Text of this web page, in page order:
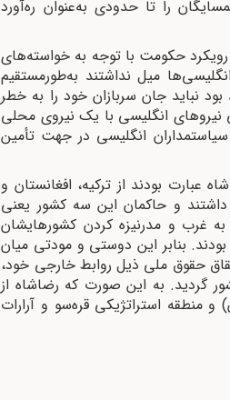
را تا حدودی به‌عنوان ره‌آورد
حکومت با توجه به خواسته‌های
میل نداشتند به‌طورمستقیم
نباید جان سربازان خود را به خطر
نیروهای انگلیسی با یک نیروی محلی
انگلیسی در جهت تأمین
بودند از ترکیه، افغانستان و
داشتند و حاکمان این سه کشور یعنی
غرب و مدرنیزه‌ کردن کشورهایشان
بنابر این دوستی و مودتی میان
حقوق ملی ذیل روابط خارجی خود،
گردید. به این صورت که رضاشاه از
منطقه استراتژیکی قره‌سو و آرارات